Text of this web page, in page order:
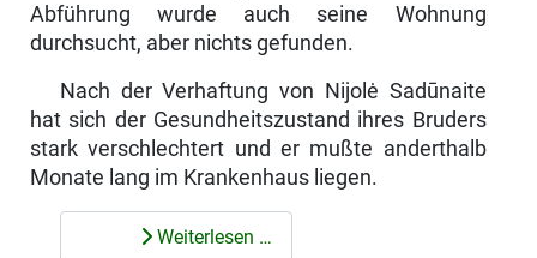
Abführung wurde auch seine Wohnung
durchsucht, aber nichts ge­funden.
Nach der Verhaftung von Nijolė Sadūnaite
hat sich der Gesundheitszustand ihres Bruders
stark verschlechtert und er mußte anderthalb
Monate lang im Krankenhaus liegen.
Weiterlesen …